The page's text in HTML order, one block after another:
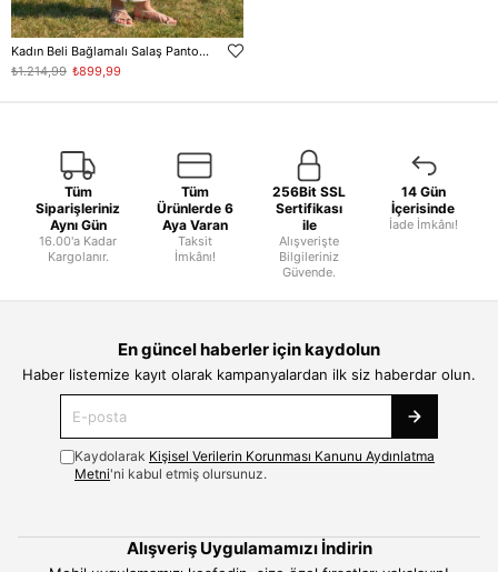
Kadın Beli Bağlamalı Salaş Pantolon - Beyaz
₺899,99
₺1.214,99
Tüm
Siparişleriniz
Aynı Gün
16.00'a Kadar
Kargolanır.
Tüm
Ürünlerde 6
Aya Varan
Taksit
İmkânı!
256Bit SSL
Sertifikası
ile
Alışverişte
Bilgileriniz
Güvende.
14 Gün
İçerisinde
İade İmkânı!
En güncel haberler için kaydolun
Haber listemize kayıt olarak kampanyalardan ilk siz haberdar olun.
Kaydolarak Kişisel Verilerin Korunması Kanunu Aydınlatma
Metni'ni kabul etmiş olursunuz.
Alışveriş Uygulamamızı İndirin